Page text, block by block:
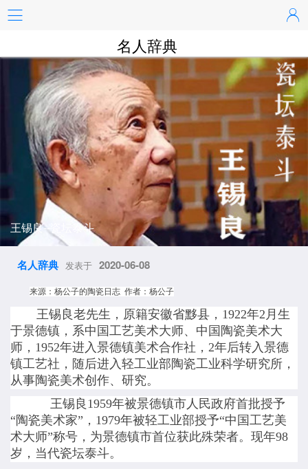
名人辞典
王锡良--瓷坛泰斗
名人辞典 发表于 2020-06-08
来源：杨公子的陶瓷日志 作者：杨公子
王锡良老先生，原籍安徽省黟县，1922年2月生
于景德镇，系中国工艺美术大师、中国陶瓷美术大
师，1952年进入景德镇美术合作社，2年后转入景德
镇工艺社，随后进入轻工业部陶瓷工业科学研究所，
从事陶瓷美术创作、研究。
王锡良1959年被景德镇市人民政府首批授予
“陶瓷美术家”，1979年被轻工业部授予“中国工艺美
术大师”称号，为景德镇市首位获此殊荣者。现年98
岁，当代瓷坛泰斗。